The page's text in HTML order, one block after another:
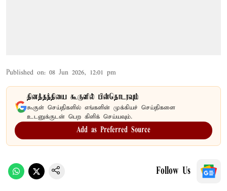
Published on: 08 Jun 2026, 12:01 pm
தினத்தந்தியை கூகுளில் பின்தொடரவும்
கூகுள் செய்திகளில் எங்களின் முக்கியச் செய்திகளை
உடனுக்குடன் பெற கிளிக் செய்யவும்.
Add as Preferred Source
Follow Us